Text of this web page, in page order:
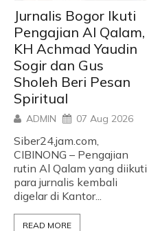
Jurnalis Bogor Ikuti
Pengajian Al Qalam,
KH Achmad Yaudin
Sogir dan Gus
Sholeh Beri Pesan
Spiritual
ADMIN 07 Aug 2026
Siber24,jam.com,
CIBINONG – Pengajian
rutin Al Qalam yang diikuti
para jurnalis kembali
digelar di Kantor...
READ MORE